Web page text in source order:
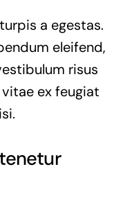
a egestas.
eleifend,
risus
ex feugiat